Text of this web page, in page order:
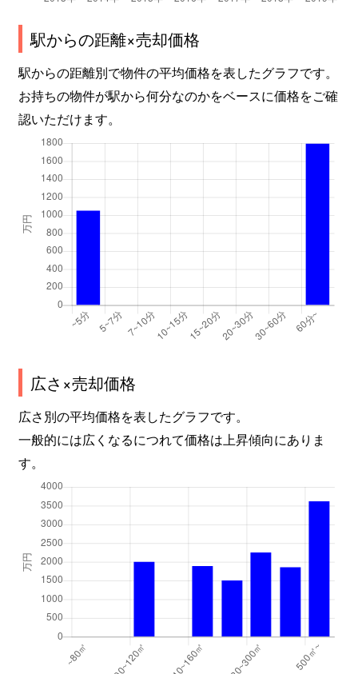
駅からの距離×売却価格
駅からの距離別で物件の平均価格を表したグラフです。
お持ちの物件が駅から何分なのかをベースに価格をご確
認いただけます。
広さ×売却価格
広さ別の平均価格を表したグラフです。
一般的には広くなるにつれて価格は上昇傾向にありま
す。